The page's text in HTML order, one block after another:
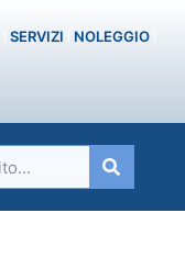
SERVIZI NOLEGGIO